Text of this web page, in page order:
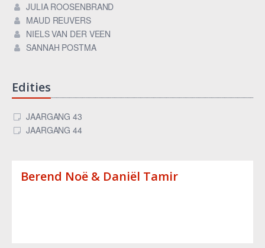
JULIA ROOSENBRAND
MAUD REUVERS
NIELS VAN DER VEEN
SANNAH POSTMA
Edities
JAARGANG 43
JAARGANG 44
Berend Noë & Daniël Tamir